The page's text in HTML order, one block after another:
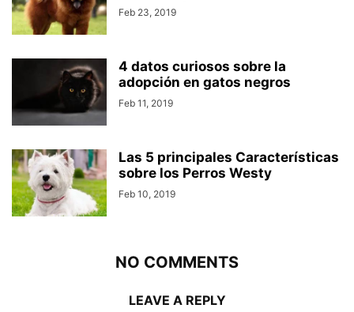
Feb 23, 2019
4 datos curiosos sobre la
adopción en gatos negros
Feb 11, 2019
Las 5 principales Características
sobre los Perros Westy
Feb 10, 2019
NO COMMENTS
LEAVE A REPLY